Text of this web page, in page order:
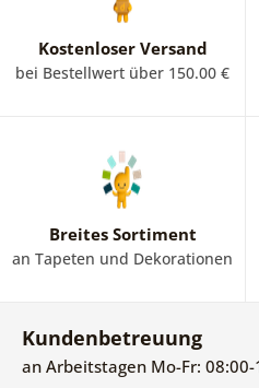
Kostenloser Versand
bei Bestellwert über 150.00 €
Breites Sortiment
an Tapeten und Dekorationen
Kundenbetreuung
an Arbeitstagen Mo-Fr: 08:00-